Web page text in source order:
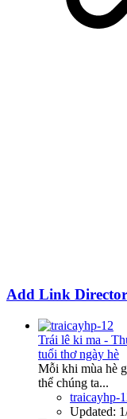
Add Link
Trái lê ki ma -
tuổi thơ ngày hè
Mỗi khi mùa hè
thể chúng ta...
traicayhp-
Updated: